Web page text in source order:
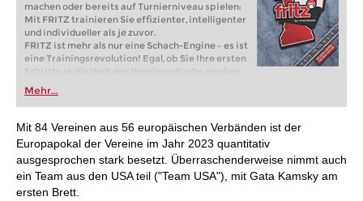
machen oder bereits auf Turnierniveau spielen:
Mit FRITZ trainieren Sie effizienter, intelligenter
und individueller als je zuvor.
FRITZ ist mehr als nur eine Schach-Engine – es ist
eine Trainingsrevolution! Egal, ob Sie Ihre ersten
Schritte in die Welt des Vereinsschachs machen
oder bereits auf Turnierniveau spielen: Mit
FRITZ trainieren Sie effizienter, intelligenter und
individueller als je zuvor.
Mehr...
Mit 84 Vereinen aus 56 europäischen Verbänden ist der
Europapokal der Vereine im Jahr 2023 quantitativ
ausgesprochen stark besetzt. Überraschenderweise nimmt auch
ein Team aus den USA teil ("Team USA"), mit Gata Kamsky am
ersten Brett.